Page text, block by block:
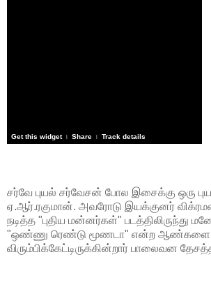
Get this widget | Share | Track details
சர்வே புயல் சர்வேசன் போல இசைக்கு ஒரு
ஏ.ஆர்.ரகுமான். அவரோடு இயக்குனர்
நடித்த "புதிய மன்னர்கள்" படத்திலிருந்து
"ஒண்ணு ரெண்டு மூணடா" என்ற ஆண்களை
விரும்பிக்கேட்டிருக்கின்றார் பாலைவன